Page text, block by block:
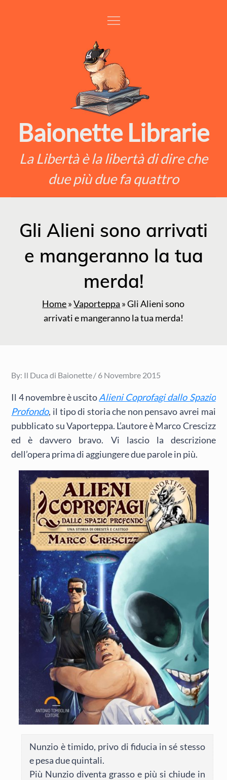
Baionette Librarie
La Libertà è la libertà di dire che
due più due fa quattro
Gli Alieni sono arrivati
e mangeranno la tua
merda!
Home»Vaporteppa »Gli Alieni sono
arrivati e mangeranno la tua merda!
By: Il Duca di Baionette Posted
6 Novembre 2015
Il 4 novembre è uscitoAlieni Coprofagi dallo Spazio
Profondo, il tipo di storia che non pensavo avrei mai
pubblicato su Vaporteppa. L’autore è Marco Crescizz
ed è davvero bravo. Vi lascio la descrizione
dell’opera prima di aggiungere due parole in più.
Nunzio è timido, privo di fiducia in sé stesso
e pesa due quintali.
Più Nunzio diventa grasso e più si chiude in